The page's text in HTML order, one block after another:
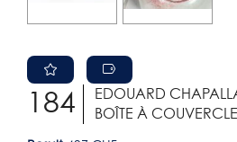
184
EDOUARD
BOÎTE À COUVERCLE